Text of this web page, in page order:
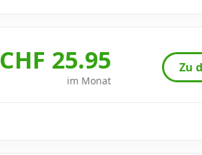
CHF 25.95
im Monat
Zu